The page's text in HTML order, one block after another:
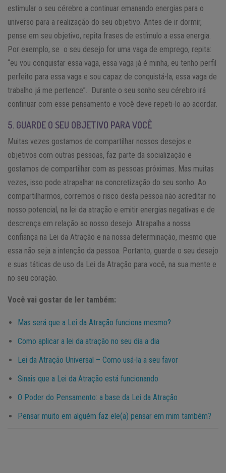
estimular o seu cérebro a continuar emanando energias para o
universo para a realização do seu objetivo. Antes de ir dormir,
pense em seu objetivo, repita frases de estímulo a essa energia.
Por exemplo, se o seu desejo for uma vaga de emprego, repita:
“eu vou conquistar essa vaga, essa vaga já é minha, eu tenho perfil
perfeito para essa vaga e sou capaz de conquistá-la, essa vaga de
trabalho já me pertence”. Durante o seu sonho seu cérebro irá
continuar com esse pensamento e você deve repeti-lo ao acordar.
5. GUARDE O SEU OBJETIVO PARA VOCÊ
Muitas vezes gostamos de compartilhar nossos desejos e
objetivos com outras pessoas, faz parte da socialização e
gostamos de compartilhar com as pessoas próximas. Mas muitas
vezes, isso pode atrapalhar na concretização do seu sonho. Ao
compartilharmos, corremos o risco desta pessoa não acreditar no
nosso potencial, na lei da atração e emitir energias negativas e de
descrença em relação ao nosso desejo. Atrapalha a nossa
confiança na Lei da Atração e na nossa determinação, mesmo que
essa não seja a intenção da pessoa. Portanto, guarde o seu desejo
e suas táticas de uso da Lei da Atração para você, na sua mente e
no seu coração.
Você vai gostar de ler também:
Mas será que a Lei da Atração funciona mesmo?
Como aplicar a lei da atração no seu dia a dia
Lei da Atração Universal – Como usá-la a seu favor
Sinais que a Lei da Atração está funcionando
O Poder do Pensamento: a base da Lei da Atração
Pensar muito em alguém faz ele(a) pensar em mim também?